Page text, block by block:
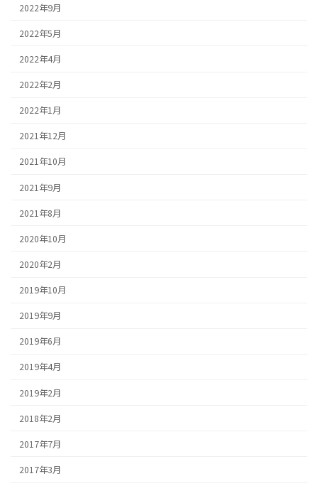
2022年9月
2022年5月
2022年4月
2022年2月
2022年1月
2021年12月
2021年10月
2021年9月
2021年8月
2020年10月
2020年2月
2019年10月
2019年9月
2019年6月
2019年4月
2019年2月
2018年2月
2017年7月
2017年3月